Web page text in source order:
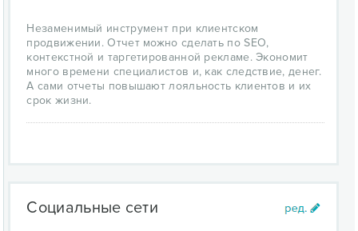
Незаменимый инструмент при клиентском
продвижении. Отчет можно сделать по SEO,
контекстной и таргетированной рекламе. Экономит
много времени специалистов и, как следствие, денег.
А сами отчеты повышают лояльность клиентов и их
срок жизни.
Социальные сети